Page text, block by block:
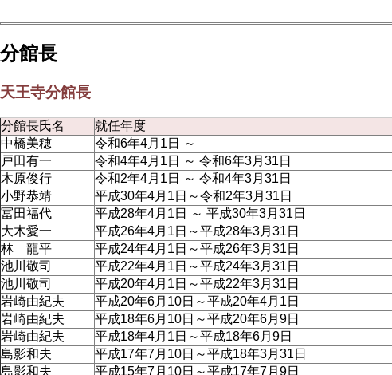
分館長
天王寺分館長
分館長氏名
就任年度
中橋美穂
令和6年4月1日 ～
戸田有一
令和4年4月1日 ～ 令和6年3月31日
木原俊行
令和2年4月1日 ～ 令和4年3月31日
小野恭靖
平成30年4月1日～令和2年3月31日
冨田福代
平成28年4月1日 ～ 平成30年3月31日
大木愛一
平成26年4月1日～平成28年3月31日
林 龍平
平成24年4月1日～平成26年3月31日
池川敬司
平成22年4月1日～平成24年3月31日
池川敬司
平成20年4月1日～平成22年3月31日
岩崎由紀夫
平成20年6月10日～平成20年4月1日
岩崎由紀夫
平成18年6月10日～平成20年6月9日
岩崎由紀夫
平成18年4月1日～平成18年6月9日
島影和夫
平成17年7月10日～平成18年3月31日
島影和夫
平成15年7月10日～平成17年7月9日